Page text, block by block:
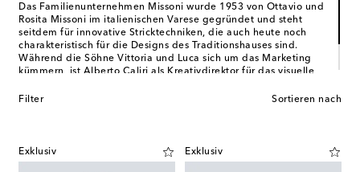
Das Familienunternehmen Missoni wurde 1953 von Ottavio und
Rosita Missoni im italienischen Varese gegründet und steht
seitdem für innovative Stricktechniken, die auch heute noch
charakteristisch für die Designs des Traditionshauses sind.
Während die Söhne Vittoria und Luca sich um das Marketing
kümmern, ist Alberto Caliri als Kreativdirektor für das visuelle
meisterhaft wie erfolgreich die farbenfrohen Zickzack- und
Filter Sortieren nach
Exklusiv Exklusiv